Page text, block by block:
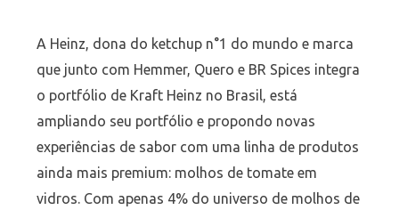
A Heinz, dona do ketchup n°1 do mundo e marca
que junto com Hemmer, Quero e BR Spices integra
o portfólio de Kraft Heinz no Brasil, está
ampliando seu portfólio e propondo novas
experiências de sabor com uma linha de produtos
ainda mais premium: molhos de tomate em
vidros. Com apenas 4% do universo de molhos de